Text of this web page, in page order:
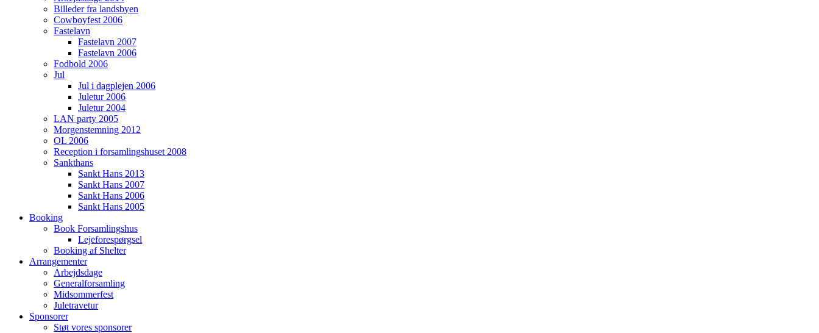
Billeder fra landsbyen
Cowboyfest 2006
Fastelavn
Fastelavn 2007
Fastelavn 2006
Fodbold 2006
Jul
Jul i dagplejen 2006
Juletur 2006
Juletur 2004
LAN party 2005
Morgenstemning 2012
OL 2006
Reception i forsamlingshuset 2008
Sankthans
Sankt Hans 2013
Sankt Hans 2007
Sankt Hans 2006
Sankt Hans 2005
Booking
Book Forsamlingshus
Lejeforespørgsel
Booking af Shelter
Arrangementer
Arbejdsdage
Generalforsamling
Midsommerfest
Juletravetur
Sponsorer
Støt vores sponsorer